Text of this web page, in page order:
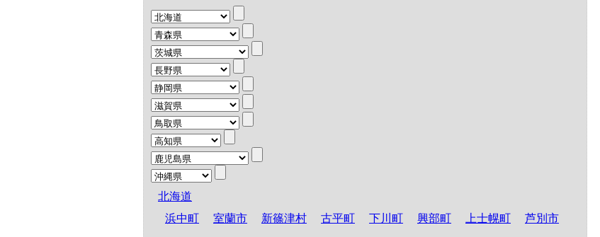
北海道
浜中町
室蘭市 新篠津村 古平町 下川町 興部町 上士幌町 芦別市